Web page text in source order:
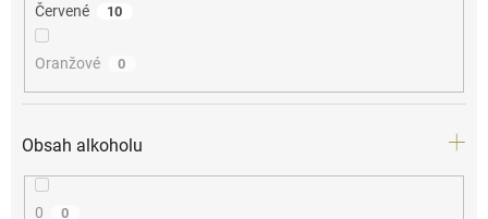
Červené 10
Oranžové 0
Obsah alkoholu
0 0